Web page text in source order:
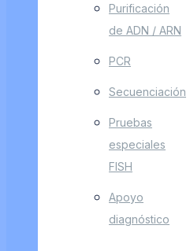
Purificación
de ADN / ARN
PCR
Secuenciación
Pruebas
especiales
FISH
Apoyo
diagnóstico